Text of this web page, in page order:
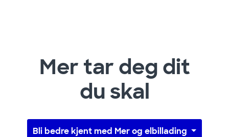
Mer tar deg dit
du skal
Bli bedre kjent med Mer og elbillading